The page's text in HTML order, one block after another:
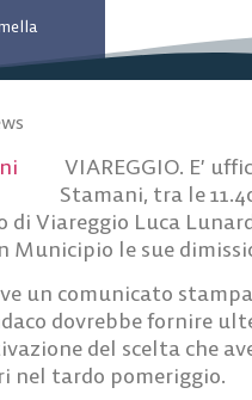
VIAREGGIO. E’
Stamani, tra le
di Viareggio Luca
Municipio le sue
un comunicato
dovrebbe fornire
del scelta che
nel tardo pomeriggio.